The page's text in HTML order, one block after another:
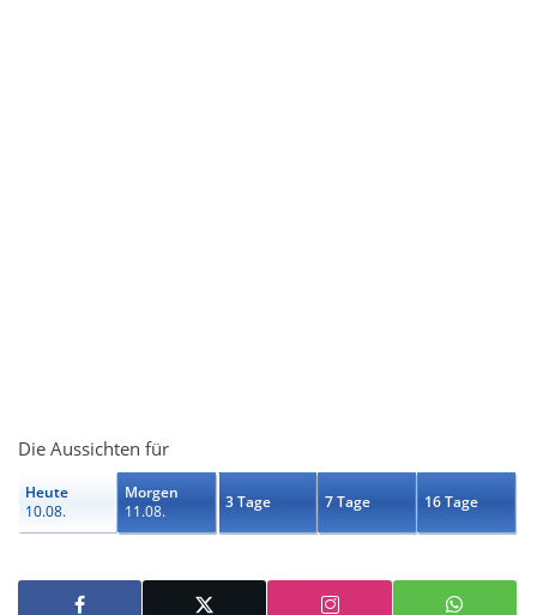
Die Aussichten für
Heute
10.08.
Morgen
11.08.
3 Tage 7 Tage 16 Tage